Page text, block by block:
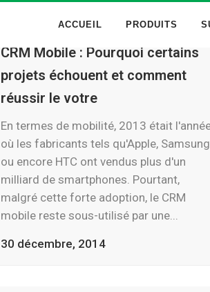
ACCUEIL PRODUITS
CRM Mobile : Pourquoi certains
projets échouent et comment
réussir le votre
En termes de mobilité, 2013 était
où les fabricants tels qu'Apple, Samsung
ou encore HTC ont vendus plus d'un
milliard de smartphones. Pourtant,
malgré cette forte adoption, le CRM
mobile reste sous-utilisé par une...
30 décembre, 2014